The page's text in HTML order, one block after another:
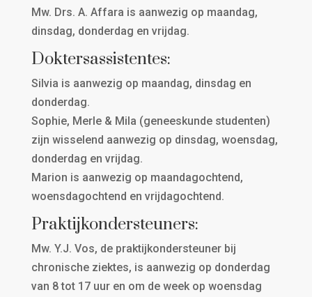
Mw. Drs. A. Affara is aanwezig op maandag,
dinsdag, donderdag en vrijdag.
Doktersassistentes:
Silvia is aanwezig op maandag, dinsdag en
donderdag.
Sophie, Merle & Mila (geneeskunde studenten)
zijn wisselend aanwezig op dinsdag, woensdag,
donderdag en vrijdag.
Marion is aanwezig op maandagochtend,
woensdagochtend en vrijdagochtend.
Praktijkondersteuners:
Mw. Y.J. Vos, de praktijkondersteuner bij
chronische ziektes, is aanwezig op donderdag
van 8 tot 17 uur en om de week op woensdag